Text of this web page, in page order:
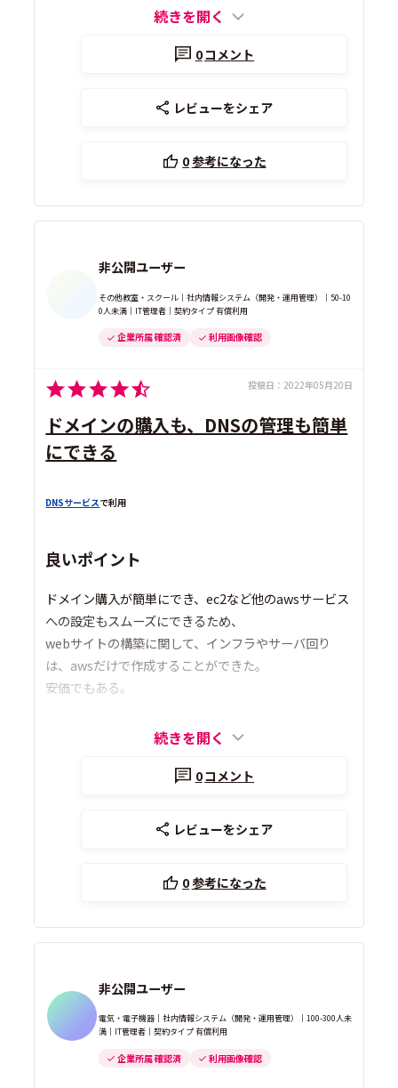
続きを開く
0コメント
レビューをシェア
0参考になった
非公開ユーザー
その他教室・スクール｜社内情報システム（開発・運用管理）｜50-10
0人未満｜IT管理者｜契約タイプ 有償利用
企業所属 確認済 利用画像確認
投稿日： 2022年05月20日
ドメインの購入も、DNSの管理も簡単
にできる
DNSサービスで利用
良いポイント
ドメイン購入が簡単にでき、ec2など他のawsサービス
への設定もスムーズにできるため、
webサイトの構築に関して、インフラやサーバ回り
は、awsだけで作成することができた。
安価でもある。
続きを開く
0コメント
レビューをシェア
0参考になった
非公開ユーザー
電気・電子機器｜社内情報システム（開発・運用管理）｜100-300人未
満｜IT管理者｜契約タイプ 有償利用
企業所属 確認済 利用画像確認